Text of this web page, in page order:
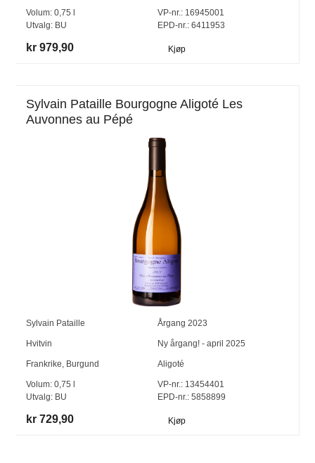
Volum:0,75
Utvalg: BU
VP-nr.:16945001
EPD-nr.: 6411953
kr 979,90 Kjøp
Sylvain Pataille Bourgogne Aligoté Les
Auvonnes au Pépé
Sylvain Pataille Årgang 2023
Hvitvin Ny årgang! - april 2025
Frankrike, Burgund Aligoté
Volum:0,75
Utvalg: BU
VP-nr.:13454401
EPD-nr.: 5858899
kr 729,90 Kjøp